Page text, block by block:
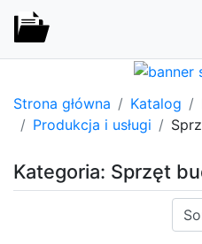
Strona główna Katalog
Produkcja i usługi
Kategoria: Sprzęt